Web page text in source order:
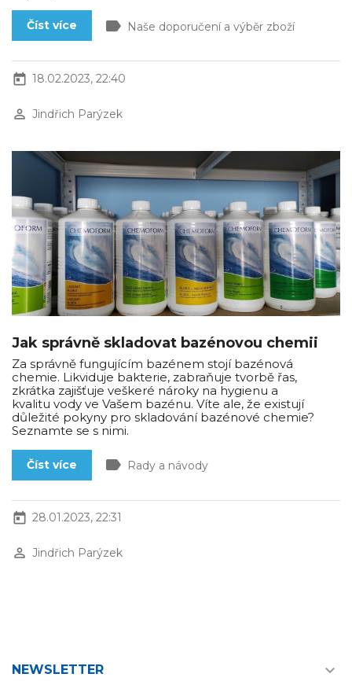
Číst více label Naše doporučení a výběr zboží
today 18.02.2023, 22:40
perm_identity Jindřich Parýzek
Jak správně skladovat bazénovou chemii
Za správně fungujícím bazénem stojí bazénová
chemie. Likviduje bakterie, zabraňuje tvorbě řas,
zkrátka zajišťuje veškeré nároky na hygienu a
kvalitu vody ve Vašem bazénu. Víte ale, že existují
důležité pokyny pro skladování bazénové chemie?
Seznamte se s nimi.
Číst více label Rady a návody
today 28.01.2023, 22:31
perm_identity Jindřich Parýzek
NEWSLETTER 